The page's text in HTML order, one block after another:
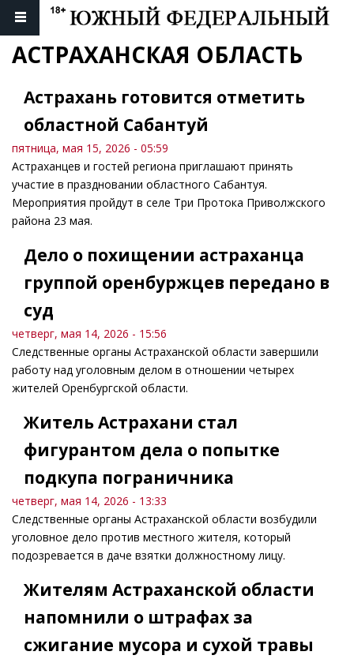
АСТРАХАНСКАЯ ОБЛАСТЬ
Астрахань готовится отметить
областной Сабантуй
пятница, мая 15, 2026 - 05:59
Астраханцев и гостей региона приглашают принять
участие в праздновании областного Сабантуя.
Мероприятия пройдут в селе Три Протока Приволжского
района 23 мая.
Дело о похищении астраханца
группой оренбуржцев передано в
суд
четверг, мая 14, 2026 - 15:56
Следственные органы Астраханской области завершили
работу над уголовным делом в отношении четырех
жителей Оренбургской области.
Житель Астрахани стал
фигурантом дела о попытке
подкупа пограничника
четверг, мая 14, 2026 - 13:33
Следственные органы Астраханской области возбудили
уголовное дело против местного жителя, который
подозревается в даче взятки должностному лицу.
Жителям Астраханской области
напомнили о штрафах за
сжигание мусора и сухой травы